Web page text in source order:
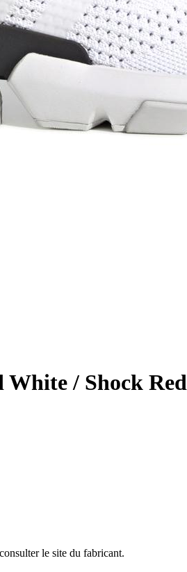
/ Shock Red
le site du fabricant.